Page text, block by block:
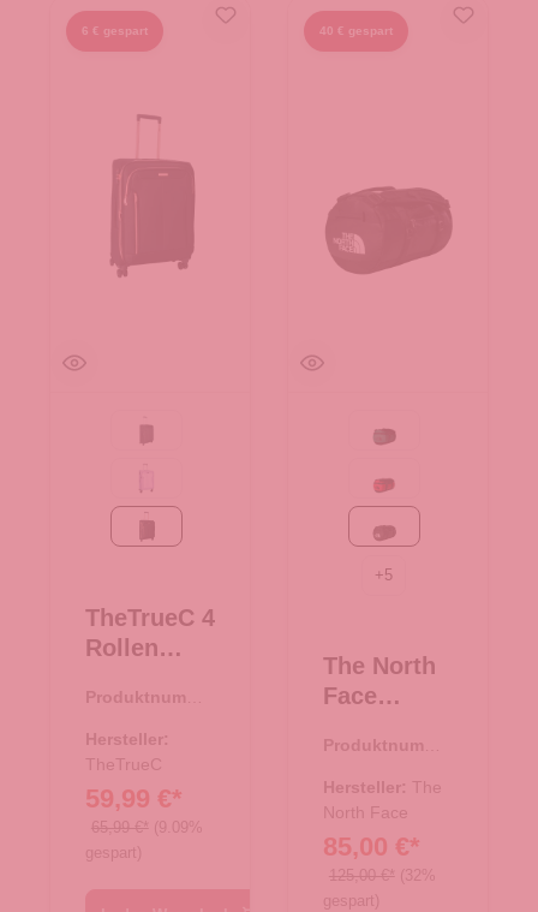
6 € gespart
Black
Flieder
black/rose
TheTrueC 4
Rollen
Superlight
67cm
Kopenhage
n
black/rose
Produktnumme
Hersteller:
TheTrueC
59,99 €*
65,99 €* (9.09%
gespart)
40 € gespart
Evergreen-TNF Black
Red-TNF Black-NPF
TNF Black
+5
The North
Face
e/Rucksac
k Base
Camp
Duffel XS
TNF Black
Produktnumme
Hersteller: The
North Face
85,00 €*
125,00 €* (32%
gespart)